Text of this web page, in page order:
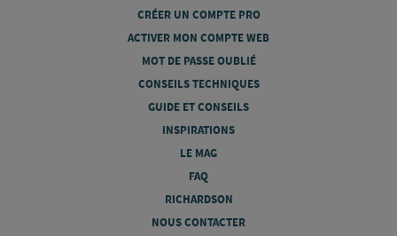
CRÉER UN COMPTE PRO
ACTIVER MON COMPTE WEB
MOT DE PASSE OUBLIÉ
CONSEILS TECHNIQUES
GUIDE ET CONSEILS
INSPIRATIONS
LE MAG
FAQ
RICHARDSON
NOUS CONTACTER